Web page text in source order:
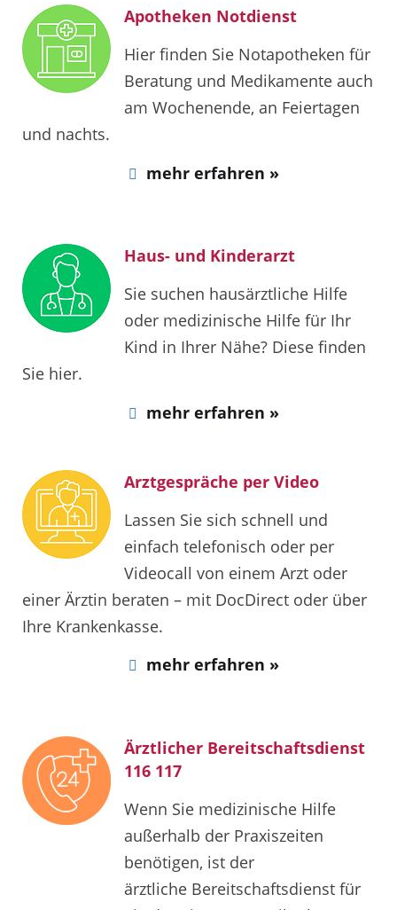
Apotheken Notdienst
Hier finden Sie Notapotheken für
Beratung und Medikamente auch
am Wochenende, an Feiertagen
und nachts.
mehr erfahren »
Haus- und Kinderarzt
Sie suchen hausärztliche Hilfe
oder medizinische Hilfe für Ihr
Kind in Ihrer Nähe? Diese finden
Sie hier.
mehr erfahren »
Arztgespräche per Video
Lassen Sie sich schnell und
einfach telefonisch oder per
Videocall von einem Arzt oder
einer Ärztin beraten – mit DocDirect oder über
Ihre Krankenkasse.
mehr erfahren »
Ärztlicher Bereitschaftsdienst
116 117
Wenn Sie medizinische Hilfe
außerhalb der Praxiszeiten
benötigen, ist der
ärztliche Bereitschaftsdienst für